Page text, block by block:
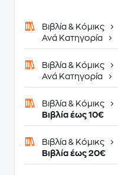
Βιβλία & Κόμικς
Ανά Κατηγορία
Βιβλία & Κόμικς
Ανά Κατηγορία
Βιβλία & Κόμικς
Βιβλία έως 10€
Βιβλία & Κόμικς
Βιβλία έως 20€